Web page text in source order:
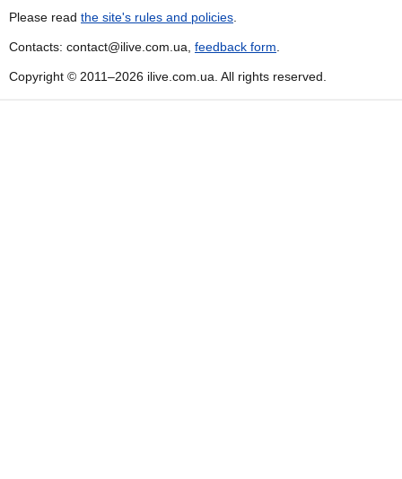
Please read the site's rules and policies
Contacts: contact@ilive.com.ua, feedback form
Copyright © 2011–2026 ilive.com.ua. All rights reserved.